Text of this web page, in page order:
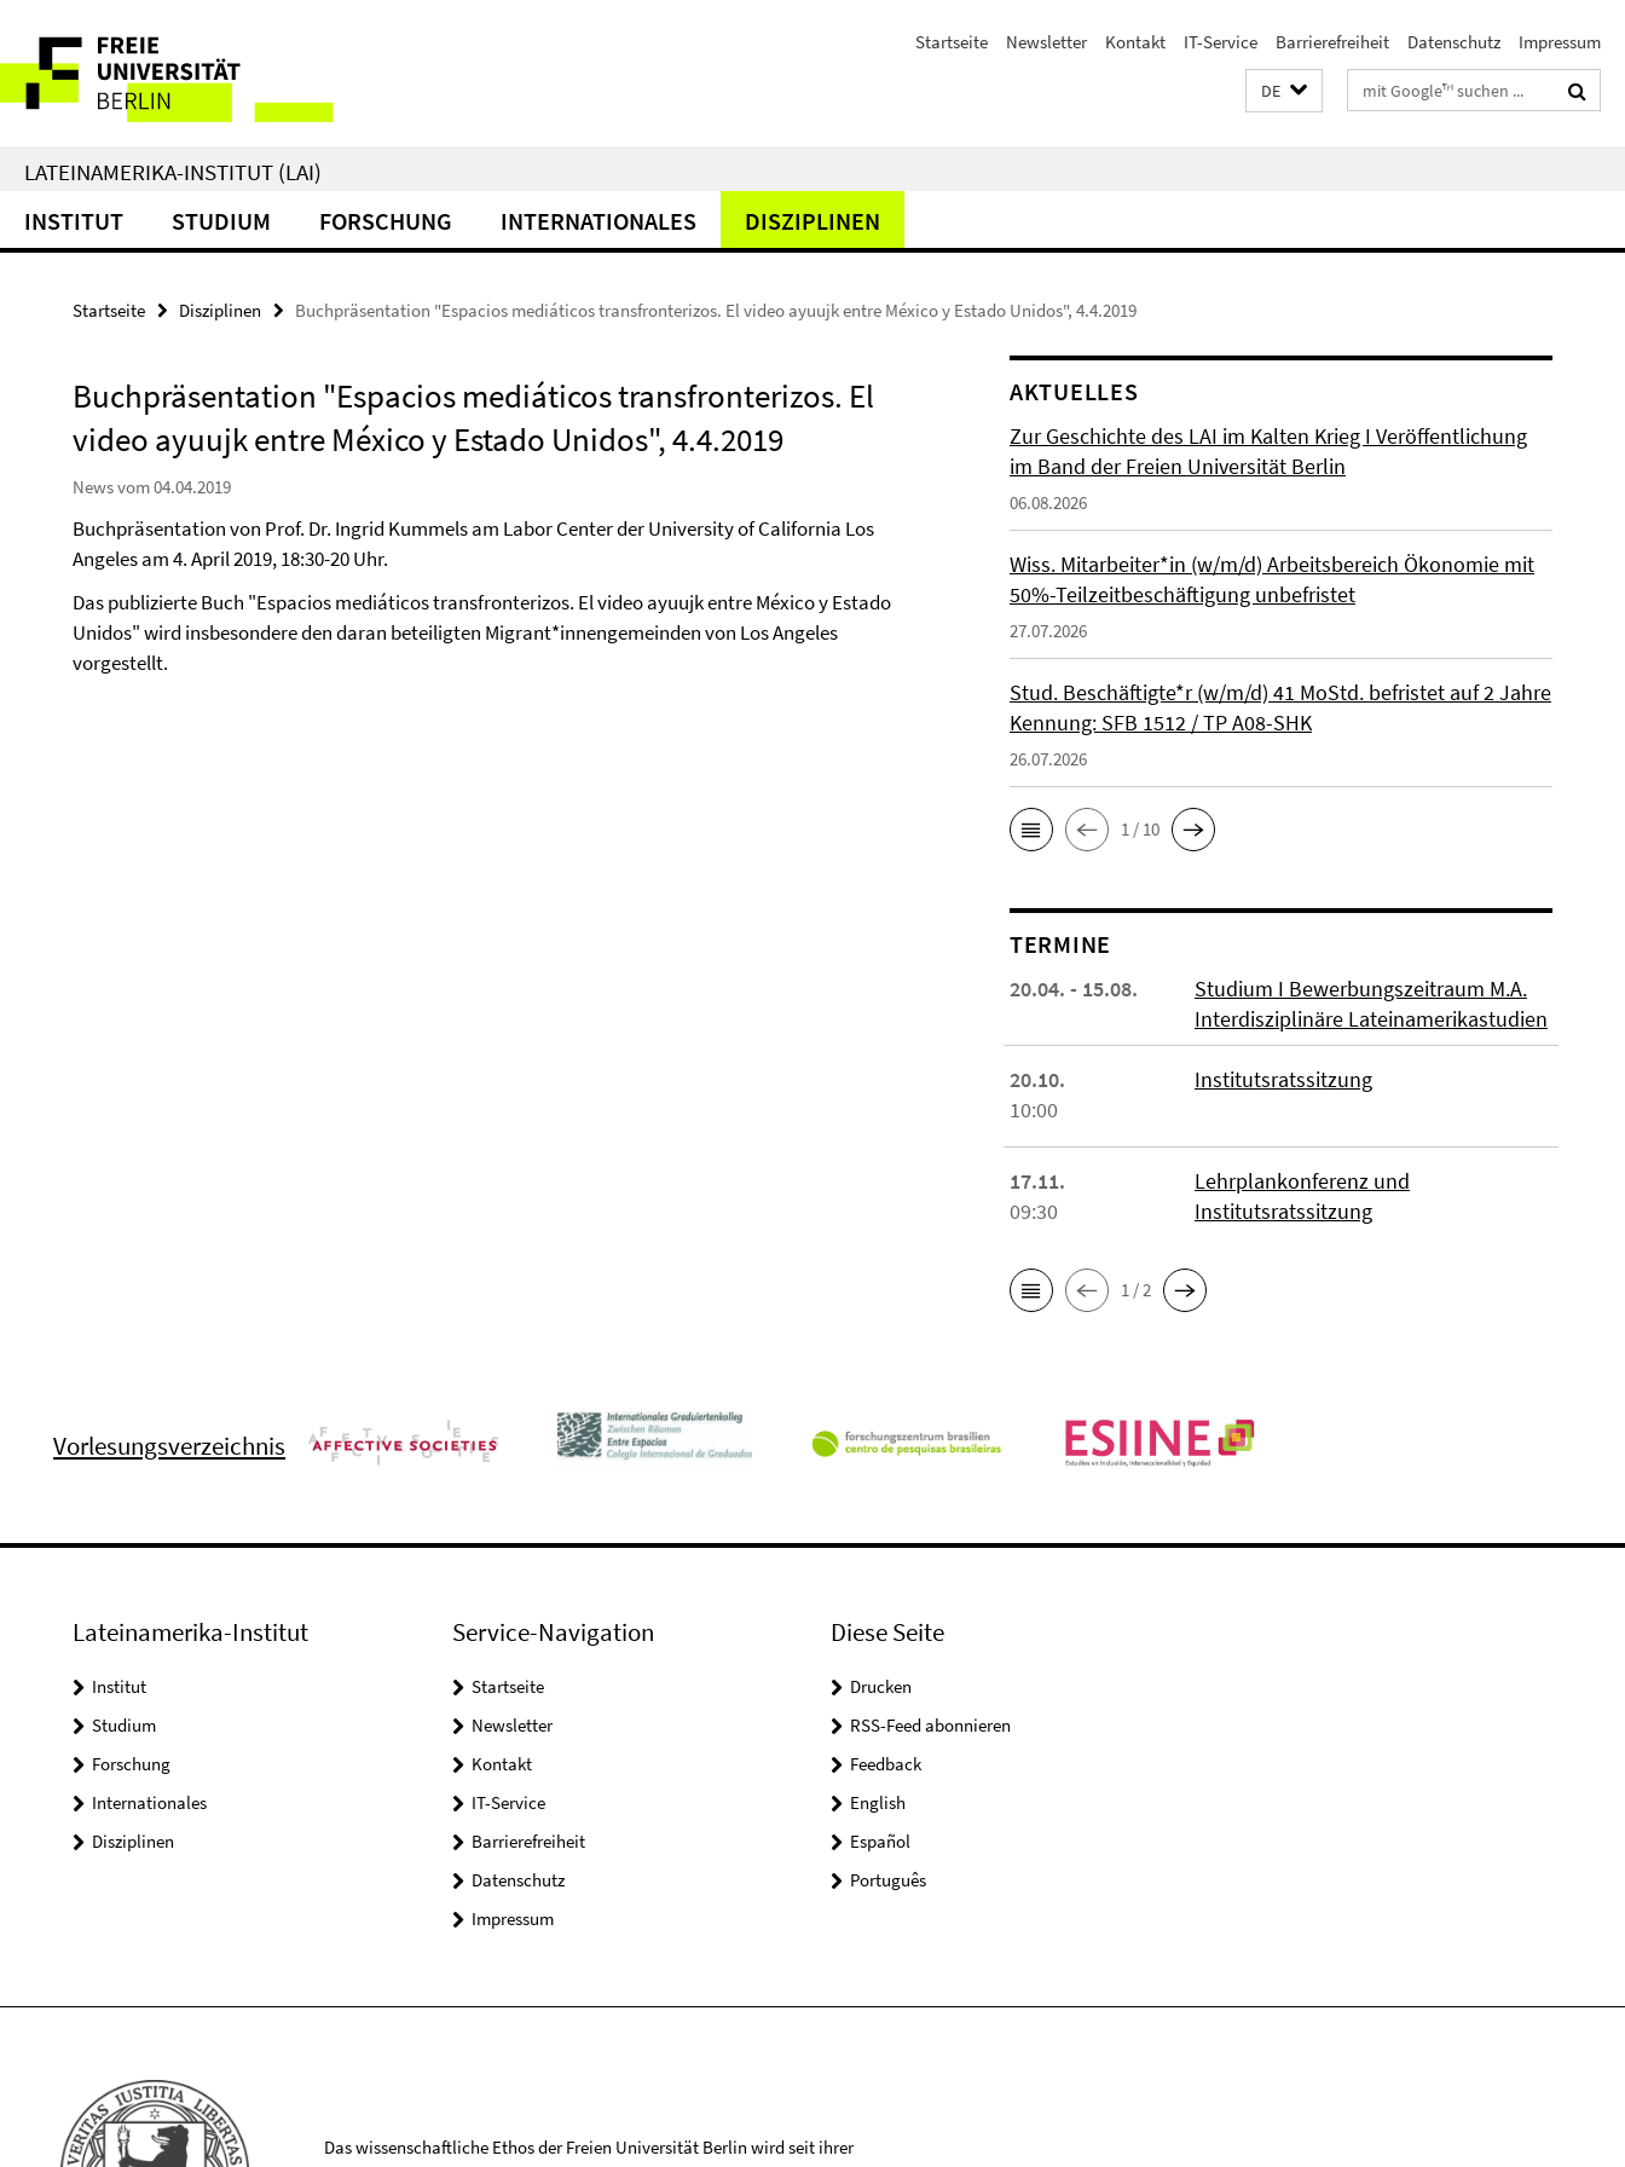
direkt
Inhalt
Service-
Navigation
Startseite Newsletter Kontakt IT-Service Barrierefreiheit Datenschutz Impressum
DE Suchbegriffe
LATEINAMERIKA-INSTITUT (LAI)
INSTITUT STUDIUM FORSCHUNG INTERNATIONALES DISZIPLINEN
Startseite Disziplinen Buchpräsentation "Espacios mediáticos transfronterizos. El video ayuujk entre México y Estado Unidos", 4.4.2019
Buchpräsentation "Espacios mediáticos transfronterizos. El
video ayuujk entre México y Estado Unidos", 4.4.2019
News vom 04.04.2019
Buchpräsentation von Prof. Dr. Ingrid Kummels am Labor Center der University of California Los
Angeles am 4. April 2019, 18:30-20 Uhr.
Das publizierte Buch "Espacios mediáticos transfronterizos. El video ayuujk entre México y Estado
Unidos" wird insbesondere den daran beteiligten Migrant*innengemeinden von Los Angeles
vorgestellt.
AKTUELLES
Zur Geschichte des LAI im Kalten Krieg I Veröffentlichung
im Band der Freien Universität Berlin
06.08.2026
Wiss. Mitarbeiter*in (w/m/d) Arbeitsbereich Ökonomie mit
50%-Teilzeitbeschäftigung unbefristet
27.07.2026
Stud. Beschäftigte*r (w/m/d) 41 MoStd. befristet auf 2 Jahre
Kennung: SFB 1512 / TP A08-SHK
26.07.2026
1 / 10
TERMINE
20.04. - 15.08.
Studium I Bewerbungszeitraum M.A.
Interdisziplinäre Lateinamerikastudien
20.10.
10:00
Institutsratssitzung
17.11.
09:30
Lehrplankonferenz und
Institutsratssitzung
1 / 2
Vorlesungsverzeichnis
Lateinamerika-Institut
Institut
Studium
Forschung
Internationales
Disziplinen
Service-Navigation
Startseite
Newsletter
Kontakt
IT-Service
Barrierefreiheit
Datenschutz
Impressum
Diese Seite
Drucken
RSS-Feed abonnieren
Feedback
English
Español
Português
Das wissenschaftliche Ethos der Freien Universität Berlin wird seit ihrer